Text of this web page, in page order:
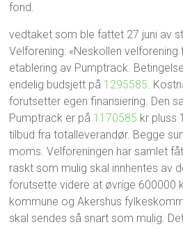
fond.
vedtaket som ble fattet 27 juni av
Velforening: «Neskollen
etablering av Pumptrack.
endelig budsjett på 1295585.
forutsetter egen finansiering. Den
Pumptrack er på 1170585 kr pluss
tilbud fra totalleverandør. Begge
moms. Velforeningen har samlet
raskt som mulig skal innhentes av
forutsette videre at øvrige 600000
kommune og Akershus
skal sendes så snart som mulig.